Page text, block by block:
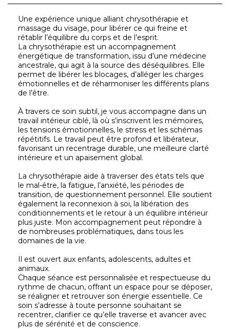
Une expérience unique alliant chrysothérapie et
massage du visage, pour libérer ce qui freine et
rétablir l’équilibre du corps et de l’esprit.
La chrysothérapie est un accompagnement
énergétique de transformation, issu d’une médecine
ancestrale, qui agit à la source des déséquilibres. Elle
permet de libérer les blocages, d’alléger les charges
émotionnelles et de réharmoniser les différents plans
de l’être.
À travers ce soin subtil, je vous accompagne dans un
travail intérieur ciblé, là où s’inscrivent les mémoires,
les tensions émotionnelles, le stress et les schémas
répétitifs. Le travail peut être profond et libérateur,
favorisant un recentrage durable, une meilleure clarté
intérieure et un apaisement global.
La chrysothérapie aide à traverser des états tels que
le mal-être, la fatigue, l’anxiété, les périodes de
transition, de questionnement personnel. Elle soutient
également la reconnexion à soi, la libération des
conditionnements et le retour à un équilibre intérieur
plus juste. Mon accompagnement peut répondre à
de nombreuses problématiques, dans tous les
domaines de la vie.
Il est ouvert aux enfants, adolescents, adultes et
animaux.
Chaque séance est personnalisée et respectueuse du
rythme de chacun, offrant un espace pour se déposer,
se réaligner et retrouver son énergie essentielle. Ce
soin s’adresse à toute personne souhaitant se
recentrer, clarifier ce qu’elle traverse et avancer avec
plus de sérénité et de conscience.